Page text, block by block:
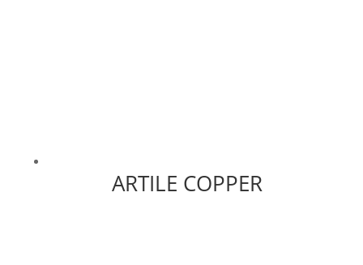
ARTILE COPPER